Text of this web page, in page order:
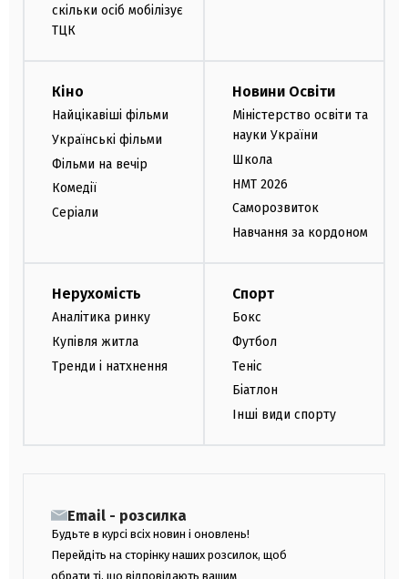
скільки осіб мобілізує
ТЦК
Кіно
Найцікавіші фільми
Українські фільми
Фільми на вечір
Комедії
Серіали
Новини Освіти
Міністерство освіти та
науки України
Школа
НМТ 2026
Саморозвиток
Навчання за кордоном
Нерухомість
Аналітика ринку
Купівля житла
Тренди і натхнення
Спорт
Бокс
Футбол
Теніс
Біатлон
Інші види спорту
Email - розсилка
Будьте в курсі всіх новин і оновлень!
Перейдіть на сторінку наших розсилок, щоб
обрати ті, що відповідають вашим